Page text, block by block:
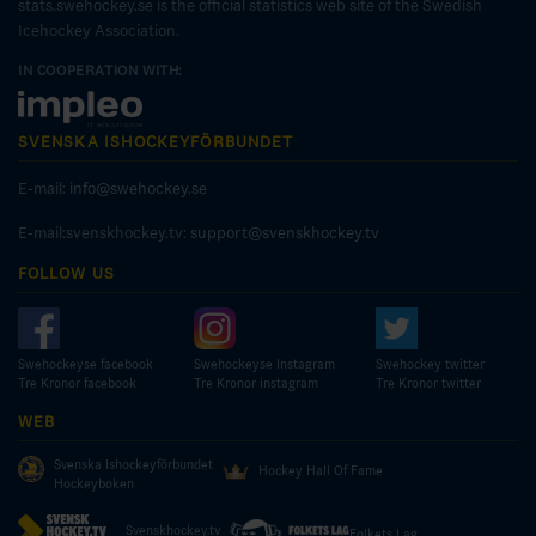
stats.swehockey.se is the official statistics web site of the Swedish
Icehockey Association.
IN COOPERATION WITH:
SVENSKA ISHOCKEYFÖRBUNDET
E-mail: info@swehockey.se
E-mail:svenskhockey.tv: support@svenskhockey.tv
FOLLOW US
Swehockeyse facebook
Tre Kronor facebook
Swehockeyse Instagram
Tre Kronor instagram
Swehockey twitter
Tre Kronor twitter
WEB
Svenska Ishockeyförbundet
Hockeyboken
Hockey Hall Of Fame
Svenskhockey.tv